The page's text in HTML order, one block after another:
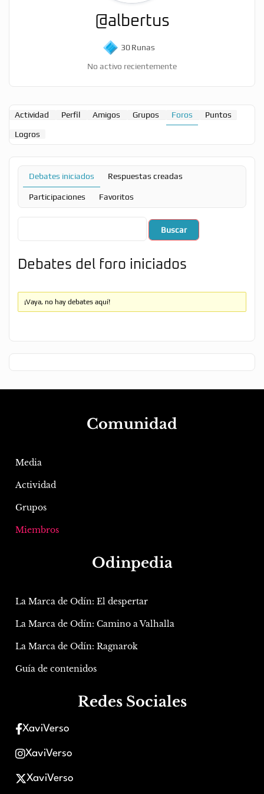
@albertus
30Runas
No activo recientemente
Actividad Perfil Amigos Grupos Foros Puntos
Logros
Debates iniciados Respuestas creadas
Participaciones Favoritos
Debates del foro iniciados
¡Vaya, no hay debates aquí!
Comunidad
Media
Actividad
Grupos
Miembros
Odinpedia
La Marca de Odín: El despertar
La Marca de Odín: Camino a Valhalla
La Marca de Odín: Ragnarok
Guía de contenidos
Redes Sociales
XaviVerso
XaviVerso
XaviVerso